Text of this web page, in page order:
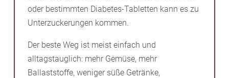
oder bestimmten Diabetes-Tabletten kann es zu
Unterzuckerungen kommen.
Der beste Weg ist meist einfach und
alltagstauglich: mehr Gemüse, mehr
Ballaststoffe, weniger süße Getränke,